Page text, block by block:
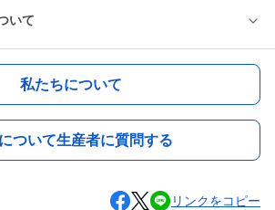
いて
私たちについて
ついて生産者に質問する
リンクをコピー